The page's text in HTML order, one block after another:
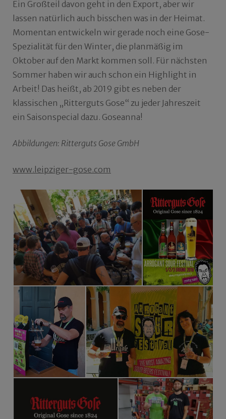
Ein Großteil davon geht in den Export, aber wir
lassen natürlich auch bisschen was in der Heimat.
Momentan entwickeln wir gerade noch eine Gose-
Spezialität für den Winter, die planmäßig im
Oktober auf den Markt kommen soll. Für nächsten
Sommer haben wir auch schon ein Highlight in
Arbeit! Das heißt, ab 2019 gibt es neben der
klassischen „Ritterguts Gose“ zu jeder Jahreszeit
ein Saisonspecial dazu. Goseanna!
Abbildungen: Ritterguts Gose GmbH
www.leipziger-gose.com